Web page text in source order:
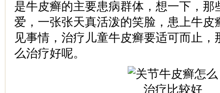
是牛皮癣的主要患病群体，想一下，那
爱，一张张天真活泼的笑脸，患上牛皮
见事情，治疗儿童牛皮癣要适可而止
么治疗好呢。